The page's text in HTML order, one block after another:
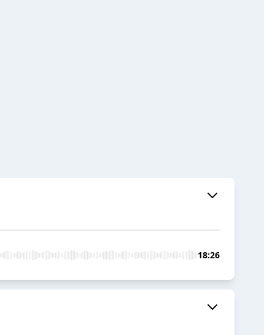
18:26